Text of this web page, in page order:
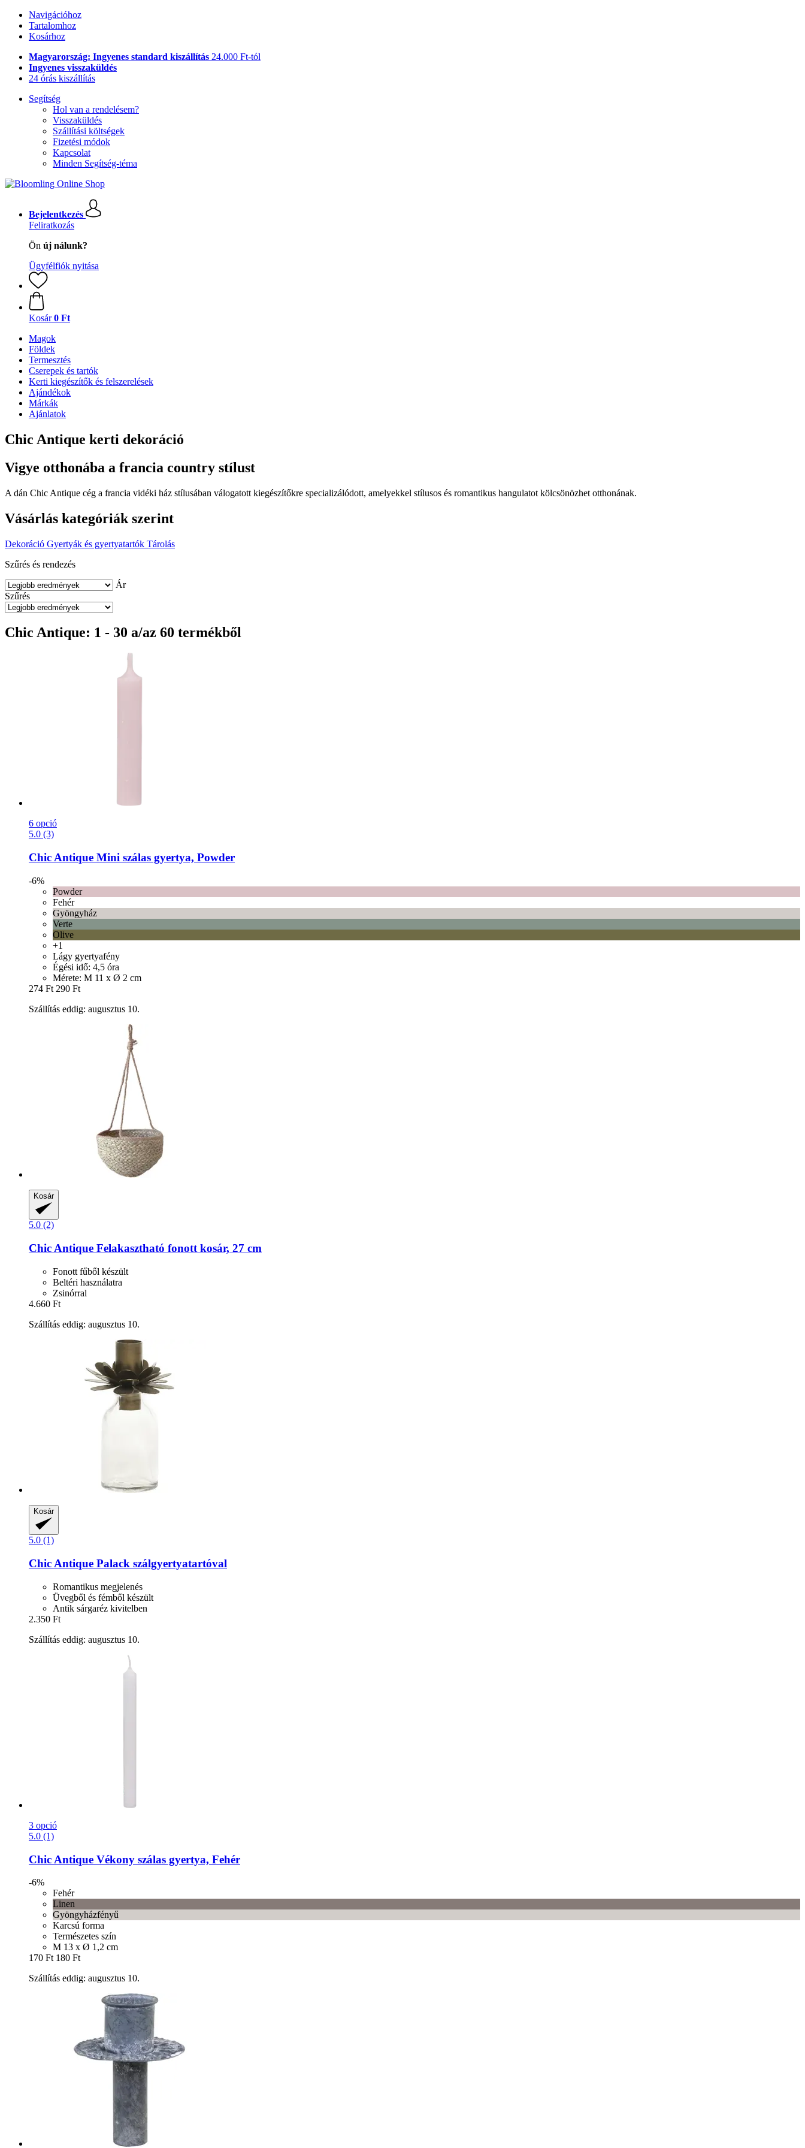
Navigációhoz
Tartalomhoz
Kosárhoz
Magyarország: Ingyenes standard kiszállítás 24.000 Ft-tól
Ingyenes visszaküldés
24 órás kiszállítás
Segítség
Hol van a rendelésem?
Visszaküldés
Szállítási költségek
Fizetési módok
Kapcsolat
Minden Segítség-téma
Bejelentkezés
Feliratkozás
Ön új nálunk?
Ügyfélfiók nyitása
Kosár 0 Ft
Magok
Földek
Termesztés
Cserepek és tartók
Kerti kiegészítők és felszerelések
Ajándékok
Márkák
Ajánlatok
Chic Antique kerti dekoráció
Vigye otthonába a francia country stílust
A dán Chic Antique cég a francia vidéki ház stílusában válogatott kiegészítőkre specializálódott, amelyekkel stílusos és romantikus hangulatot kölcsönözhet otthonának.
Vásárlás kategóriák szerint
Dekoráció Gyertyák és gyertyatartók Tárolás
Szűrés és rendezés
Ár
Szűrés
Chic Antique: 1 - 30 a/az 60 termékből
6 opció
5.0 (3)
Chic Antique Mini szálas gyertya, Powder
-6%
Powder
Fehér
Gyöngyház
Verte
Olive
+1
Lágy gyertyafény
Égési idő: 4,5 óra
Mérete: M 11 x Ø 2 cm
274 Ft 290 Ft
Szállítás eddig: augusztus 10.
Kosár
5.0 (2)
Chic Antique Felakasztható fonott kosár, 27 cm
Fonott fűből készült
Beltéri használatra
Zsinórral
4.660 Ft
Szállítás eddig: augusztus 10.
Kosár
5.0 (1)
Chic Antique Palack szálgyertyatartóval
Romantikus megjelenés
Üvegből és fémből készült
Antik sárgaréz kivitelben
2.350 Ft
Szállítás eddig: augusztus 10.
3 opció
5.0 (1)
Chic Antique Vékony szálas gyertya, Fehér
-6%
Fehér
Linen
Gyöngyházfényű
Karcsú forma
Természetes szín
M 13 x Ø 1,2 cm
170 Ft 180 Ft
Szállítás eddig: augusztus 10.